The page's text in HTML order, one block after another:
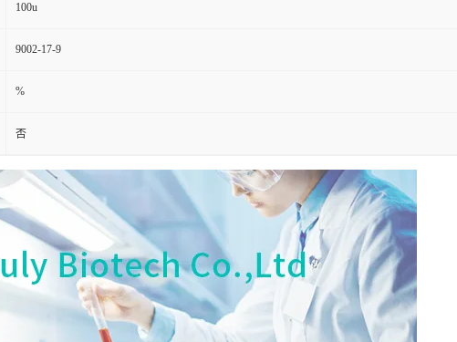
100u
9002-17-9
%
否